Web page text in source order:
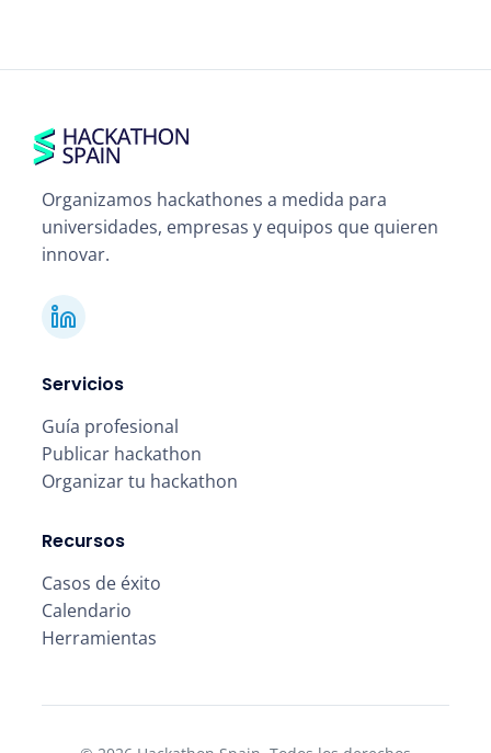
Organizamos hackathones a medida para
universidades, empresas y equipos que quieren
innovar.
Servicios
Guía profesional
Publicar hackathon
Organizar tu hackathon
Recursos
Casos de éxito
Calendario
Herramientas